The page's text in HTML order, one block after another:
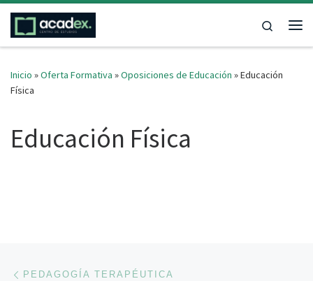
Saltar al contenido
Search
Inicio »Oferta Formativa »Oposiciones de Educación »Educación
Física
Educación Física
Navegación de entradas
PEDAGOGÍA TERAPÉUTICA